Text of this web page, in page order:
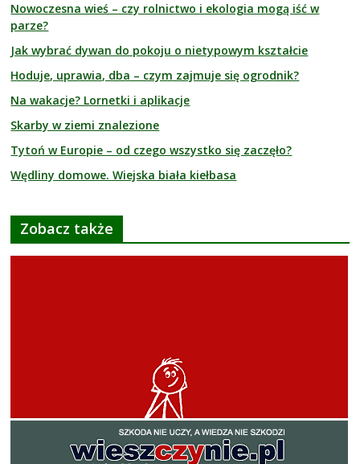
Nowoczesna wieś – czy rolnictwo i ekologia mogą iść w
parze?
Jak wybrać dywan do pokoju o nietypowym kształcie
Hoduje, uprawia, dba – czym zajmuje się ogrodnik?
Na wakacje? Lornetki i aplikacje
Skarby w ziemi znalezione
Tytoń w Europie – od czego wszystko się zaczęło?
Wędliny domowe. Wiejska biała kiełbasa
Zobacz także